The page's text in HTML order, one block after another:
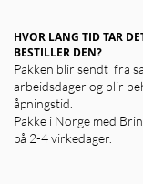
HVOR LANG TID TAR
BESTILLER DEN?
Pakken blir sendt fra
arbeidsdager og blir
åpningstid.
Pakke i Norge med
på 2-4 virkedager.